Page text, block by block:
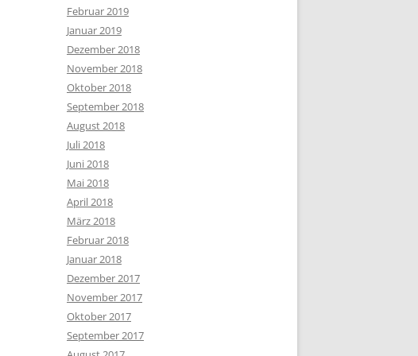
Februar 2019
Januar 2019
Dezember 2018
November 2018
Oktober 2018
September 2018
August 2018
Juli 2018
Juni 2018
Mai 2018
April 2018
März 2018
Februar 2018
Januar 2018
Dezember 2017
November 2017
Oktober 2017
September 2017